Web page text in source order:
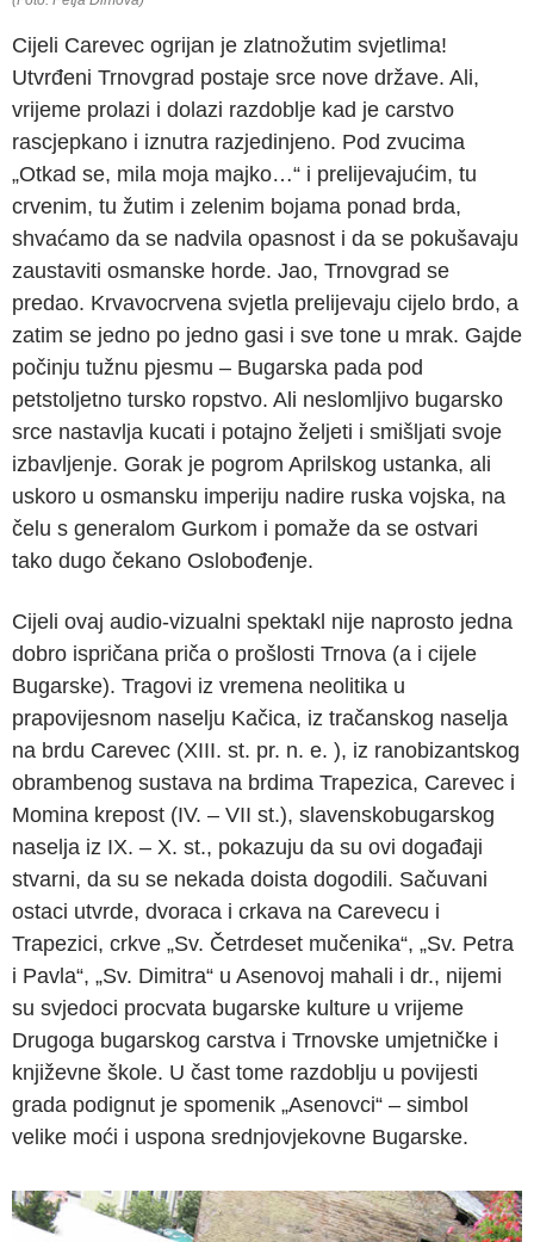
Cijeli Carevec ogrijan je zlatnožutim svjetlima!
Utvrđeni Trnovgrad postaje srce nove države. Ali,
vrijeme prolazi i dolazi razdoblje kad je carstvo
rascjepkano i iznutra razjedinjeno. Pod zvucima
„Otkad se, mila moja majko…“ i prelijevajućim, tu
crvenim, tu žutim i zelenim bojama ponad brda,
shvaćamo da se nadvila opasnost i da se pokušavaju
zaustaviti osmanske horde. Jao, Trnovgrad se
predao. Krvavocrvena svjetla prelijevaju cijelo brdo, a
zatim se jedno po jedno gasi i sve tone u mrak. Gajde
počinju tužnu pjesmu – Bugarska pada pod
petstoljetno tursko ropstvo. Ali neslomljivo bugarsko
srce nastavlja kucati i potajno željeti i smišljati svoje
izbavljenje. Gorak je pogrom Aprilskog ustanka, ali
uskoro u osmansku imperiju nadire ruska vojska, na
čelu s generalom Gurkom i pomaže da se ostvari
tako dugo čekano Oslobođenje.
Cijeli ovaj audio-vizualni spektakl nije naprosto jedna
dobro ispričana priča o prošlosti Trnova (a i cijele
Bugarske). Tragovi iz vremena neolitika u
prapovijesnom naselju Kačica, iz tračanskog naselja
na brdu Carevec (XIII. st. pr. n. e. ), iz ranobizantskog
obrambenog sustava na brdima Trapezica, Carevec i
Momina krepost (IV. – VII st.), slavenskobugarskog
naselja iz IX. – X. st., pokazuju da su ovi događaji
stvarni, da su se nekada doista dogodili. Sačuvani
ostaci utvrde, dvoraca i crkava na Carevecu i
Trapezici, crkve „Sv. Četrdeset mučenika“, „Sv. Petra
i Pavla“, „Sv. Dimitra“ u Asenovoj mahali i dr., nijemi
su svjedoci procvata bugarske kulture u vrijeme
Drugoga bugarskog carstva i Trnovske umjetničke i
književne škole. U čast tome razdoblju u povijesti
grada podignut je spomenik „Asenovci“ – simbol
velike moći i uspona srednjovjekovne Bugarske.